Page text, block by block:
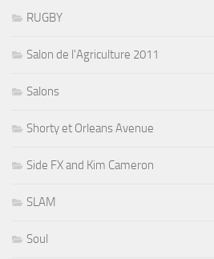
RUGBY
Salon de l'Agriculture 2011
Salons
Shorty et Orleans Avenue
Side FX and Kim Cameron
SLAM
Soul